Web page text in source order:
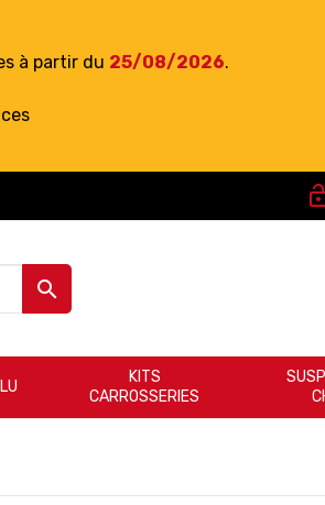
à partir du 25/08/2026.

KITS
CARROSSERIES